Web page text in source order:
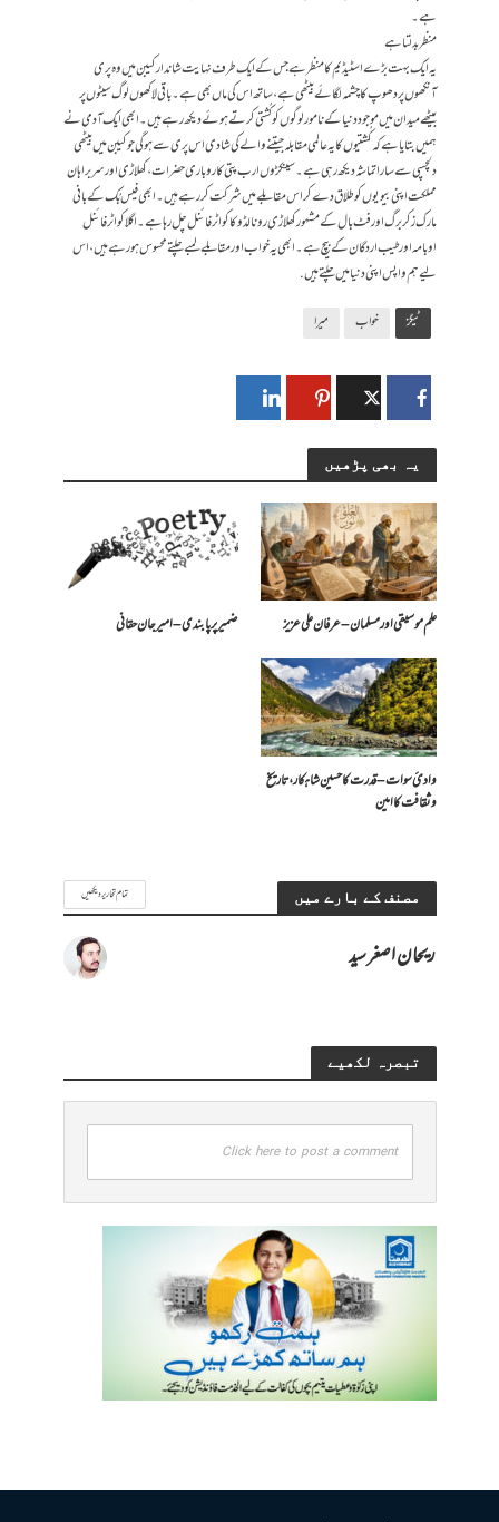
ہے۔
منظر بدلتا ہے
یہ ایک بہت بڑے اسٹیڈیم کا منظر ہے جس کے ایک طرف نہایت شاندار کیبن میں وہ پری
آنکھوں پر دھوپ کا چشمہ لگائے بیٹھی ہے، ساتھ اس کی ماں بھی ہے۔ باقی لاکھوں لوگ سیٹوں پر
بیٹھے میدان میں موجود دنیا کے نامور لوگوں کو کُشتی کرتے ہوئے دیکھ رہے ہیں۔ ابھی ایک آدمی نے
ہمیں بتایا ہےکہ کُشتیوں کا یہ عالمی مقابلہ جیتنے والے کی شادی اس پری سے ہو گی جو کیبن میں بیٹھی
دلچسپی سے سارا تماشہ دیکھ رہی ہے۔ سینکڑوں ارب پتی کاروباری حضرات، کھلاڑی اور سربراہان
مملکت اپنی بیویوں کو طلاق دے کر اس مقابلے میں شرکت کر رہے ہیں۔ ابھی فیس بُک کے بانی
مارک زکر برگ اور فٹ بال کے مشہور کھلاڑی رونالڈو کا کواٹر فائنل چل رہا ہے۔ اگلا کواٹر فائنل
اوبامہ اور طیب اردگان کے بیچ ہے۔ ابھی یہ خواب اور مقابلے لمبے چلتے محسوس ہو رہے ہیں، اس
لیے ہم واپس اپنی دنیا میں چلتے ہیں.
ٹیگز خواب میرا
یہ بھی پڑھیں
علم موسیقی اور مسلمان – عرفان علی عزیز ضمیر پر پابندی – امیرجان حقانی
وادیٔ سوات – قدرت کا حسین شاہکار، تاریخ
و ثقافت کا امین
مصنف کے بارے میں تمام تحاریر دیکھیں
ریحان اصغر سید
تبصرہ لکھیے
Click here to post a comment